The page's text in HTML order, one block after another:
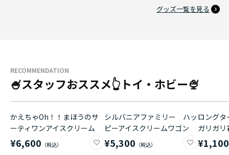
グッズ一覧を見る
RECOMMENDATION
🍧スタッフおススメ👆トイ・ホビー🍨
かえちゃOh！！まほうのサ
ーティワンアイスクリーム
¥6,600
シルバニアファミリー ハッ
ピーアイスクリームワゴン
¥5,300
ロング
ガリガ
¥1,100